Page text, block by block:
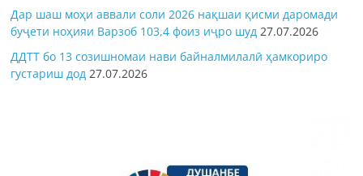
Дар шаш моҳи аввали соли 2026 нақшаи қисми даромади
буҷети ноҳияи Варзоб 103,4 фоиз иҷро шуд 27.07.2026
ДДТТ бо 13 созишномаи нави байналмилалӣ ҳамкориро
густариш дод 27.07.2026